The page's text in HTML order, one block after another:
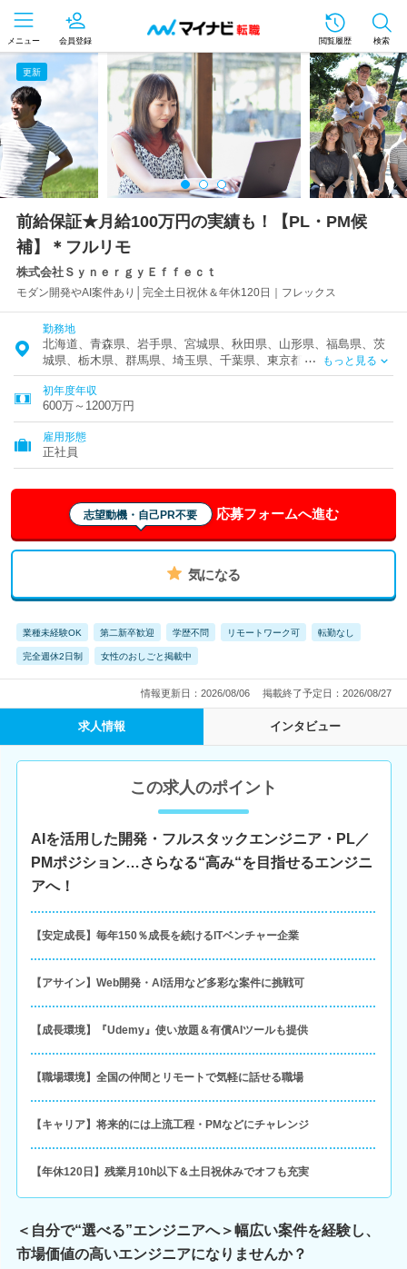
メニュー 会員登録 閲覧履歴 検索
更新
前給保証★月給100万円の実績も！【PL・PM候
補】＊フルリモ
株式会社ＳｙｎｅｒｇｙＥｆｆｅｃｔ
モダン開発やAI案件あり│完全土日祝休＆年休120日｜フレックス
勤務地
北海道、青森県、岩手県、宮城県、秋田県、山形県、福島県、茨
城県、栃木県、群馬県、埼玉県、千葉県、東京都、神奈川県、富
山県、石川県、福井県、新潟県、山梨県、長野県、岐阜県、静岡
県、愛知県、三重県、滋賀県、京都府、大阪府、兵庫県、奈良
県、和歌山県、鳥取県、島根県、岡山県、広島県、山口県、徳島
県、香川県、愛媛県、高知県、福岡県、佐賀県、長崎県、熊本
県、大分県、宮崎県、鹿児島県、沖縄県
もっと見る
初年度年収
600万～1200万円
雇用形態
正社員
志望動機・自己PR不要 応募フォームへ進む
気になる
業種未経験OK 第二新卒歓迎 学歴不問 リモートワーク可 転勤なし
完全週休2日制 女性のおしごと掲載中
情報更新日：2026/08/06 掲載終了予定日：2026/08/27
求人情報 インタビュー
この求人のポイント
AIを活用した開発・フルスタックエンジニア・PL／
PMポジション…さらなる“高み“を目指せるエンジニ
アへ！
【安定成長】毎年150％成長を続けるITベンチャー企業
【アサイン】Web開発・AI活用など多彩な案件に挑戦可
【成長環境】『Udemy』使い放題＆有償AIツールも提供
【職場環境】全国の仲間とリモートで気軽に話せる職場
【キャリア】将来的には上流工程・PMなどにチャレンジ
【年休120日】残業月10h以下＆土日祝休みでオフも充実
＜自分で“選べる”エンジニアへ＞幅広い案件を経験し、
市場価値の高いエンジニアになりませんか？